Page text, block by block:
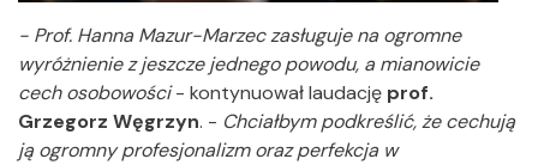
- Prof. Hanna Mazur-Marzec zasługuje na ogromne
wyróżnienie z jeszcze jednego powodu, a mianowicie
cech osobowości- kontynuował laudację prof.
Grzegorz Węgrzyn. - Chciałbym podkreślić, że cechują
ją ogromny profesjonalizm oraz perfekcja w